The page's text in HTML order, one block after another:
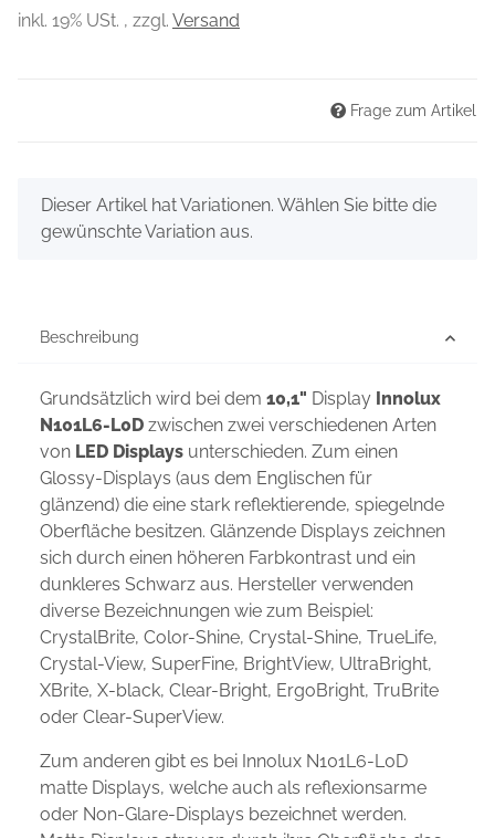
inkl. 19% USt. , zzgl. Versand
Frage zum Artikel
x
Dieser Artikel hat Variationen. Wählen Sie bitte die
gewünschte Variation aus.
Beschreibung
Grundsätzlich wird bei dem 10,1" Display Innolux
N101L6-L0D zwischen zwei verschiedenen Arten
von LED Displays unterschieden. Zum einen
Glossy-Displays (aus dem Englischen für
glänzend) die eine stark reflektierende, spiegelnde
Oberfläche besitzen. Glänzende Displays zeichnen
sich durch einen höheren Farbkontrast und ein
dunkleres Schwarz aus. Hersteller verwenden
diverse Bezeichnungen wie zum Beispiel:
CrystalBrite, Color-Shine, Crystal-Shine, TrueLife,
Crystal-View, SuperFine, BrightView, UltraBright,
XBrite, X-black, Clear-Bright, ErgoBright, TruBrite
oder Clear-SuperView.
Zum anderen gibt es bei Innolux N101L6-L0D
matte Displays, welche auch als reflexionsarme
oder Non-Glare-Displays bezeichnet werden.